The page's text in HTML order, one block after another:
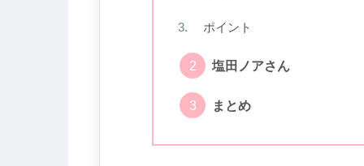
ポイント
塩田ノアさん
まとめ